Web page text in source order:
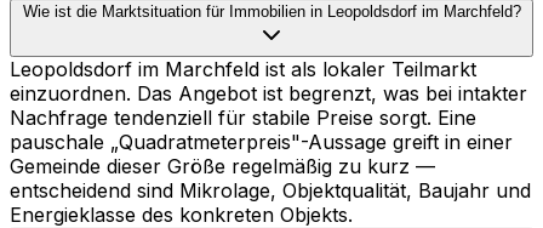
Wie ist die Marktsituation für Immobilien in Leopoldsdorf im Marchfeld?
Leopoldsdorf im Marchfeld ist als lokaler Teilmarkt
einzuordnen. Das Angebot ist begrenzt, was bei intakter
Nachfrage tendenziell für stabile Preise sorgt. Eine
pauschale „Quadratmeterpreis"-Aussage greift in einer
Gemeinde dieser Größe regelmäßig zu kurz —
entscheidend sind Mikrolage, Objektqualität, Baujahr und
Energieklasse des konkreten Objekts.